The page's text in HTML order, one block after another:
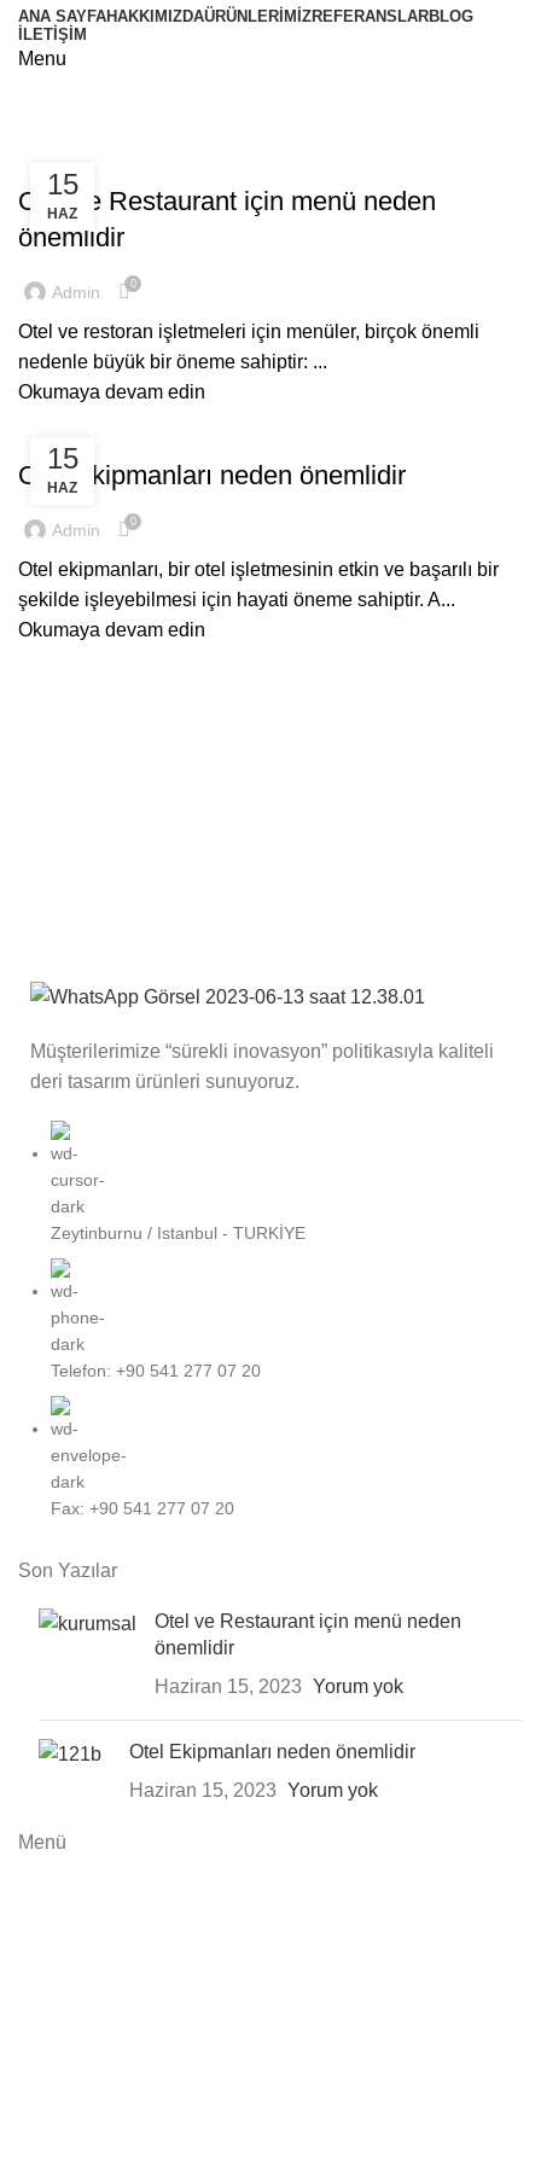
ANA SAYFAHAKKIMIZDAÜRÜNLERIMIZREFERANSLARBLOG
İLETIŞIM
Menu
15
HAZ
Otel ve Restaurant için menü neden
önemlidir
Admin 0
Otel ve restoran işletmeleri için menüler, birçok önemli
nedenle büyük bir öneme sahiptir: ...
Okumaya devam edin
15
HAZ
Otel Ekipmanları neden önemlidir
Admin 0
Otel ekipmanları, bir otel işletmesinin etkin ve başarılı bir
şekilde işleyebilmesi için hayati öneme sahiptir. A...
Okumaya devam edin
Müşterilerimize “sürekli inovasyon” politikasıyla kaliteli
deri tasarım ürünleri sunuyoruz.
Zeytinburnu / Istanbul - TURKİYE
Telefon: +90 541 277 07 20
Fax: +90 541 277 07 20
Son Yazılar
Otel ve Restaurant için menü neden
önemlidir
Haziran 15, 2023 Yorum yok
Otel Ekipmanları neden önemlidir
Haziran 15, 2023 Yorum yok
Menü